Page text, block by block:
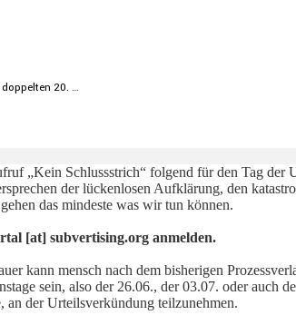
20. …
„Kein Schlussstrich“ folgend für den Tag der
der lückenlosen Aufklärung, den
das mindeste was wir tun können.
[at] subvertising.org anmelden.
kann mensch nach dem bisherigen
sein, also der 26.06., der 03.07. oder auch
an der Urteilsverkündung teilzunehmen.